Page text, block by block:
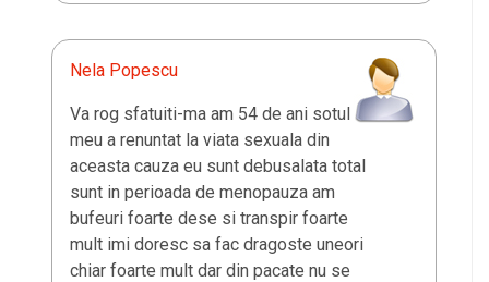
Nela Popescu
Va rog sfatuiti-ma am 54 de ani sotul
meu a renuntat la viata sexuala din
aceasta cauza eu sunt debusalata total
sunt in perioada de menopauza am
bufeuri foarte dese si transpir foarte
mult imi doresc sa fac dragoste uneori
chiar foarte mult dar din pacate nu se